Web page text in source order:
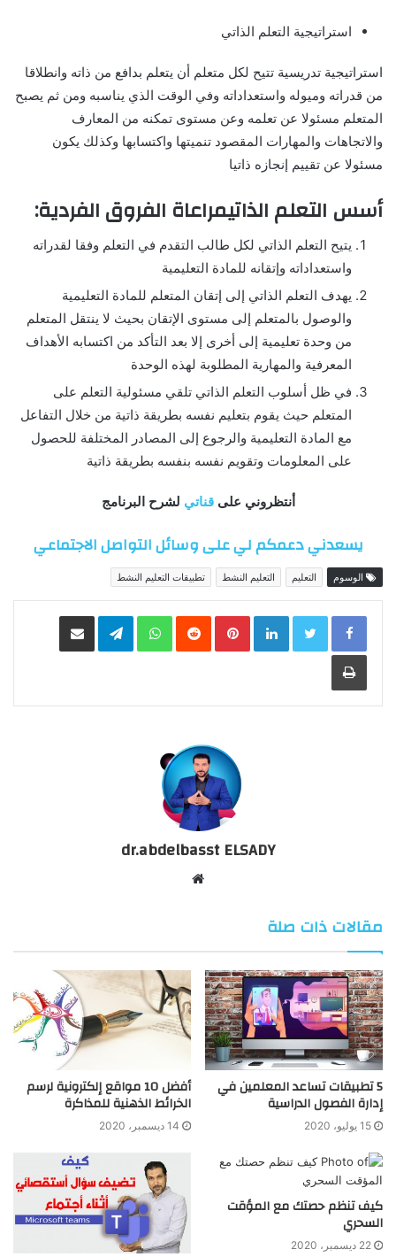
استراتيجية التعلم الذاتي
استراتيجية تدريسية تتيح لكل متعلم أن يتعلم بدافع من ذاته وانطلاقا
من قدراته وميوله واستعداداته وفي الوقت الذي يناسبه ومن ثم يصبح
المتعلم مسئولا عن تعلمه وعن مستوى تمكنه من المعارف
والاتجاهات والمهارات المقصود تنميتها واكتسابها وكذلك يكون
مسئولا عن تقييم إنجازه ذاتيا
أسس التعلم الذاتيمراعاة الفروق الفردية:
يتيح التعلم الذاتي لكل طالب التقدم في التعلم وفقا لقدراته
واستعداداته وإتقانه للمادة التعليمية
يهدف التعلم الذاتي إلى إتقان المتعلم للمادة التعليمية
والوصول بالمتعلم إلى مستوى الإتقان بحيث لا ينتقل المتعلم
من وحدة تعليمية إلى أخرى إلا بعد التأكد من اكتسابه الأهداف
المعرفية والمهارية المطلوبة لهذه الوحدة
في ظل أسلوب التعلم الذاتي تلقي مسئولية التعلم على
المتعلم حيث يقوم بتعليم نفسه بطريقة ذاتية من خلال التفاعل
مع المادة التعليمية والرجوع إلى المصادر المختلفة للحصول
على المعلومات وتقويم نفسه بنفسه بطريقة ذاتية
أنتظروني علىقناتي لشرح البرنامج
يسعدني دعمكم لي على وسائل التواصل الاجتماعي
الوسوم التعليم التعليم النشط تطبيقات التعليم النشط
LinkedIn
Pinterest
WhatsApp
Telegramمشاركة عبر البريد
طباعة
dr.abdelbasst ELSADY
مقالات ذات صلة
5 تطبيقات تساعد المعلمين في
إدارة الفصول الدراسية
15 يوليو، 2020
أفضل 10 مواقع إلكترونية لرسم
الخرائط الذهنية للمذاكرة
14 ديسمبر، 2020
كيف تنظم حصتك مع المؤقت
السحري
22 ديسمبر، 2020